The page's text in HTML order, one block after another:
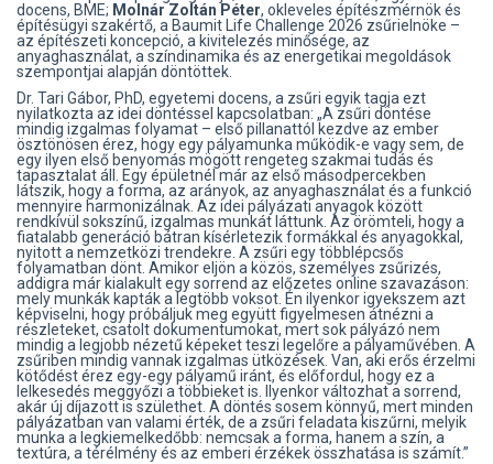
docens, BME; Molnár Zoltán Péter, okleveles építészmérnök és
építésügyi szakértő, a Baumit Life Challenge 2026 zsűrielnöke –
az építészeti koncepció, a kivitelezés minősége, az
anyaghasználat, a színdinamika és az energetikai megoldások
szempontjai alapján döntöttek.
Dr. Tari Gábor, PhD, egyetemi docens, a zsűri egyik tagja ezt
nyilatkozta az idei döntéssel kapcsolatban: „A zsűri döntése
mindig izgalmas folyamat – első pillanattól kezdve az ember
ösztönösen érez, hogy egy pályamunka működik-e vagy sem, de
egy ilyen első benyomás mögött rengeteg szakmai tudás és
tapasztalat áll. Egy épületnél már az első másodpercekben
látszik, hogy a forma, az arányok, az anyaghasználat és a funkció
mennyire harmonizálnak. Az idei pályázati anyagok között
rendkívül sokszínű, izgalmas munkát láttunk. Az örömteli, hogy a
fiatalabb generáció bátran kísérletezik formákkal és anyagokkal,
nyitott a nemzetközi trendekre. A zsűri egy többlépcsős
folyamatban dönt. Amikor eljön a közös, személyes zsűrizés,
addigra már kialakult egy sorrend az előzetes online szavazáson:
mely munkák kapták a legtöbb voksot. Én ilyenkor igyekszem azt
képviselni, hogy próbáljuk meg együtt figyelmesen átnézni a
részleteket, csatolt dokumentumokat, mert sok pályázó nem
mindig a legjobb nézetű képeket teszi legelőre a pályaművében. A
zsűriben mindig vannak izgalmas ütközések. Van, aki erős érzelmi
kötődést érez egy-egy pályamű iránt, és előfordul, hogy ez a
lelkesedés meggyőzi a többieket is. Ilyenkor változhat a sorrend,
akár új díjazott is születhet. A döntés sosem könnyű, mert minden
pályázatban van valami érték, de a zsűri feladata kiszűrni, melyik
munka a legkiemelkedőbb: nemcsak a forma, hanem a szín, a
textúra, a térélmény és az emberi érzékek összhatása is számít.”